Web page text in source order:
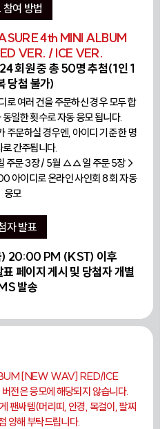
참여 방법
4th MINI ALBUM
VER. / ICE VER.
회원 중 총 50명 추첨(1인 1
당첨 불가)
로 여러 건을 주문하신 경우 모두 합
일한 횟수로 자동 응모 됩니다.
주문하실 경우엔, 아이디 기준 한 명
간주됩니다.
문 3장 / 5월 △△일 주문 5장→
아이디로 온라인 사인회 8 회 자동
응모
자 발표
20:00 PM (KST) 이후
페이지 게시 및 당첨자 개별
발송
[NEW WAV] RED/ICE
전은 응모에 해당되지 않습니다.
팬싸템(머리띠, 안경, 목걸이, 팔찌
양해 부탁드립니다.